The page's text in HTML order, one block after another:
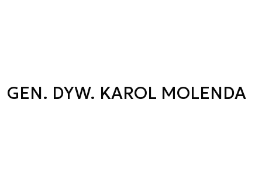
GEN. DYW. KAROL MOLENDA